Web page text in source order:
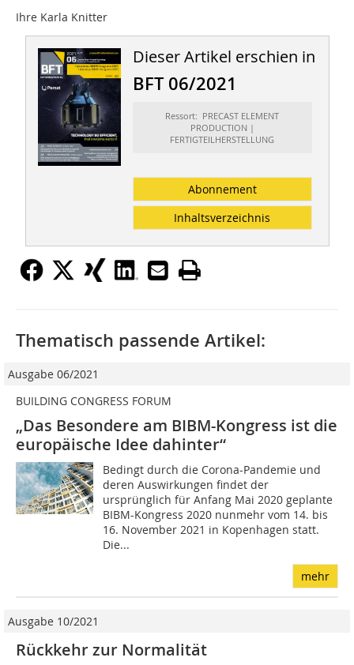
Ihre Karla Knitter
Dieser Artikel erschien in
BFT 06/2021
Ressort: PRECAST ELEMENT
PRODUCTION |
FERTIGTEILHERSTELLUNG
Abonnement
Inhaltsverzeichnis
Thematisch passende Artikel:
Ausgabe 06/2021
BUILDING CONGRESS FORUM
„Das Besondere am BIBM-Kongress ist die
europäische Idee dahinter“
Bedingt durch die Corona-Pandemie und
deren Auswirkungen findet der
ursprünglich für Anfang Mai 2020 geplante
BIBM-Kongress 2020 nunmehr vom 14. bis
16. November 2021 in Kopenhagen statt.
Die...
mehr
Ausgabe 10/2021
Rückkehr zur Normalität